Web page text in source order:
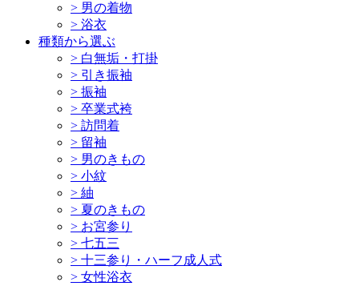
> 男の着物
> 浴衣
種類から選ぶ
> 白無垢・打掛
> 引き振袖
> 振袖
> 卒業式袴
> 訪問着
> 留袖
> 男のきもの
> 小紋
> 紬
> 夏のきもの
> お宮参り
> 七五三
> 十三参り・ハーフ成人式
> 女性浴衣